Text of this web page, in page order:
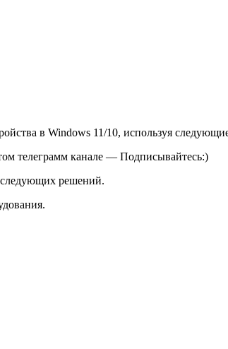
в Windows 11/10, используя
телеграмм канале — Подписывайтесь:)
следующих решений.